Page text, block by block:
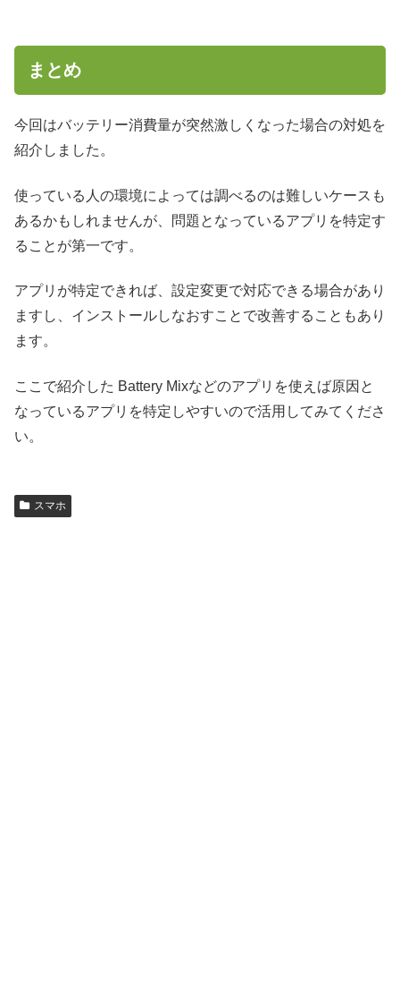
まとめ
今回はバッテリー消費量が突然激しくなった場合の対処を
紹介しました。
使っている人の環境によっては調べるのは難しいケースも
あるかもしれませんが、問題となっているアプリを特定す
ることが第一です。
アプリが特定できれば、設定変更で対応できる場合があり
ますし、インストールしなおすことで改善することもあり
ます。
ここで紹介した Battery Mixなどのアプリを使えば原因と
なっているアプリを特定しやすいので活用してみてくださ
い。
スマホ